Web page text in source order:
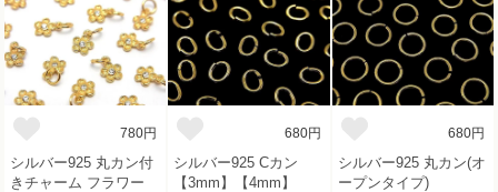
780円
シルバー925 丸カン付
きチャーム フラワー
680円
シルバー925 Cカン
【3mm】【4mm】
680円
シルバー925 丸カン(オ
ープンタイプ)